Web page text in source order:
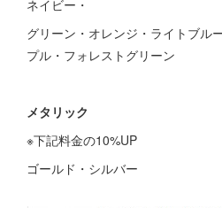
ネイビー・
グリーン・オレンジ・ライトブル
プル・フォレストグリーン
メタリック
※下記料金の10%UP
ゴールド・シルバー